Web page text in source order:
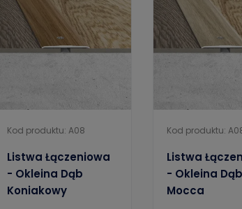
Kod produktu: A08
Listwa Łączeniowa
- Okleina Dąb
Koniakowy
Kod produktu:
Listwa
- Okleina Dąb
Mocca